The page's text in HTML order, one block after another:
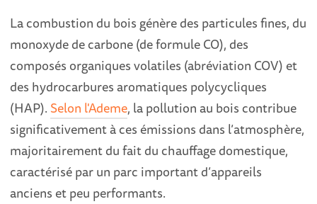
La combustion du bois génère des particules fines, du
monoxyde de carbone (de formule CO), des
composés organiques volatiles (abréviation COV) et
des hydrocarbures aromatiques polycycliques
(HAP). Selon l'Ademe, la pollution au bois contribue
significativement à ces émissions dans l’atmosphère,
majoritairement du fait du chauffage domestique,
caractérisé par un parc important d’appareils
anciens et peu performants.